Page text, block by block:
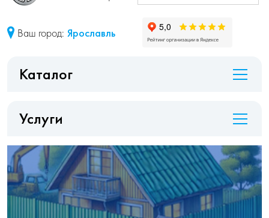
Ваш город: Ярославль
Каталог
Услуги